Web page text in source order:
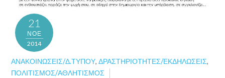
21
ΝΟΈ
2014
ΑΝΑΚΟΙΝΏΣΕΙΣ/Δ.ΤΎΠΟΥ,ΔΡΑΣΤΗΡΙΌΤΗΤΕΣ/ΕΚΔΗΛΏΣΕΙΣ,
ΠΟΛΙΤΙΣΜΌΣ/ΑΘΛΗΤΙΣΜΌΣ